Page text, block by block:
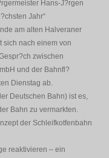
Hans-J?rgen
Jahr“
am alten Halveraner
sich nach einem von
zwischen
und der Bahnfl?
Dienstag ab.
Deutschen Bahn) ist es,
Bahn zu vermarkten.
der Schleifkotfenbahn
reaktivieren – ein